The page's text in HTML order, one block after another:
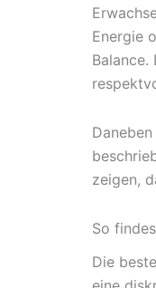
Energie
zeigen,
So
Die